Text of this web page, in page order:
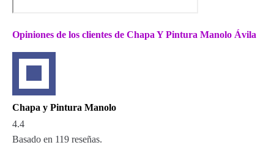
Opiniones de los clientes de Chapa Y Pintura Manolo Ávila
Chapa y Pintura Manolo
4.4
Basado en 119 reseñas.